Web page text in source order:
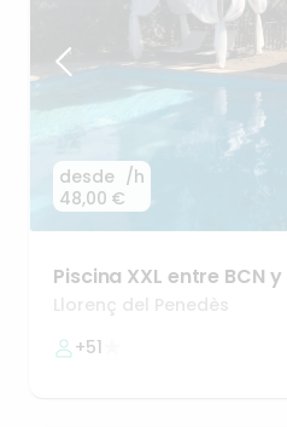
desde
48,00 €
/h
Piscina XXL entre BCN y
Llorenç del Penedès
+51